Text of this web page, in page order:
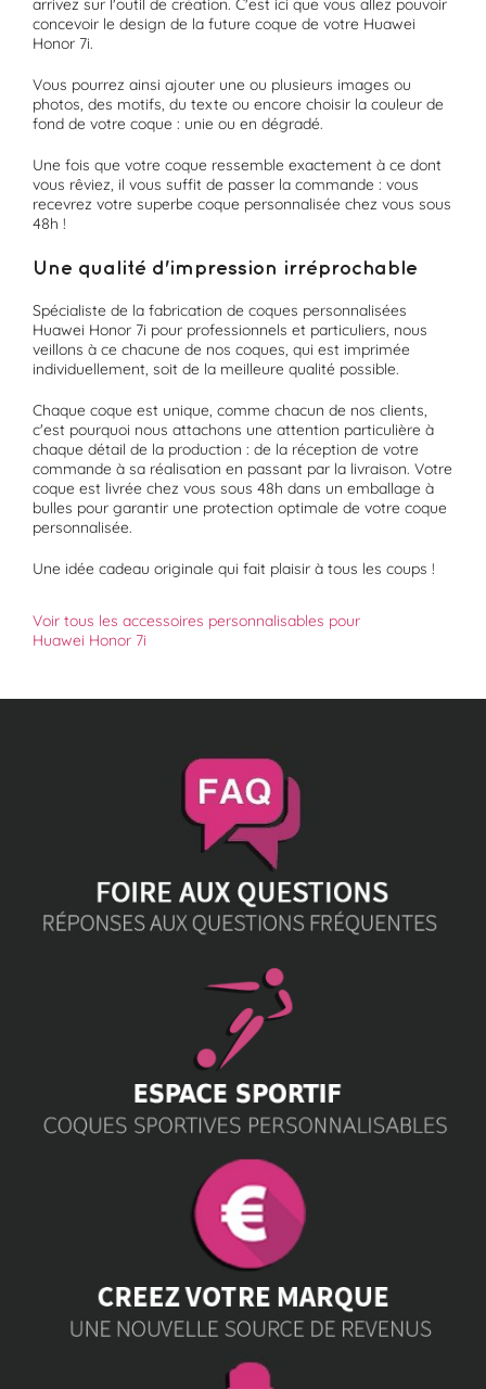
arrivez sur l'outil de création. C'est ici que vous allez pouvoir
concevoir le design de la future coque de votre Huawei
Honor 7i.
Vous pourrez ainsi ajouter une ou plusieurs images ou
photos, des motifs, du texte ou encore choisir la couleur de
fond de votre coque : unie ou en dégradé.
Une fois que votre coque ressemble exactement à ce dont
vous rêviez, il vous suffit de passer la commande : vous
recevrez votre superbe coque personnalisée chez vous sous
48h !
Une qualité d'impression irréprochable
Spécialiste de la fabrication de coques personnalisées
Huawei Honor 7i pour professionnels et particuliers, nous
veillons à ce chacune de nos coques, qui est imprimée
individuellement, soit de la meilleure qualité possible.
Chaque coque est unique, comme chacun de nos clients,
c'est pourquoi nous attachons une attention particulière à
chaque détail de la production : de la réception de votre
commande à sa réalisation en passant par la livraison. Votre
coque est livrée chez vous sous 48h dans un emballage à
bulles pour garantir une protection optimale de votre coque
personnalisée.
Une idée cadeau originale qui fait plaisir à tous les coups !
Voir tous les accessoires personnalisables pour
Huawei Honor 7i